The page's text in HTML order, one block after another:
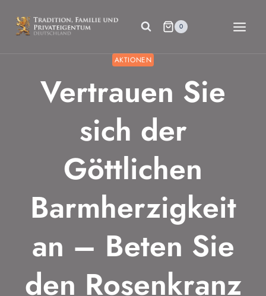
Inhalt
springen
0
AKTIONEN
Vertrauen Sie
sich der
Göttlichen
Barmherzigkeit
an – Beten Sie
den Rosenkranz